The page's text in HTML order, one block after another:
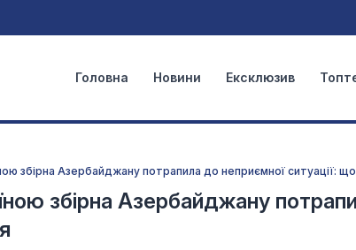
Головна Новини Ексклюзив
збірна Азербайджану потрапила до неприємної ситуації:
збірна Азербайджану